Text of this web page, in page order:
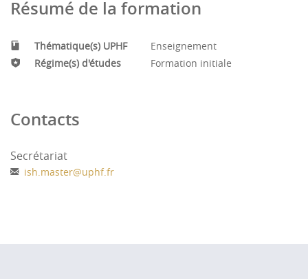
Résumé de la formation
Thématique(s) UPHF
Enseignement
Régime(s) d'études
Formation initiale
Contacts
Secrétariat
ish.master@uphf.fr